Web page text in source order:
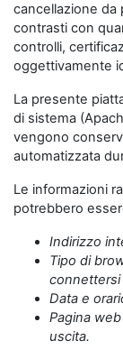
cancellazione da
contrasti con
controlli,
oggettivamente
La presente
di sistema
vengono
automatizzata
Le informazioni
potrebbero
Indirizzo
Tipo di
connettersi
Data e
Pagina
uscita.